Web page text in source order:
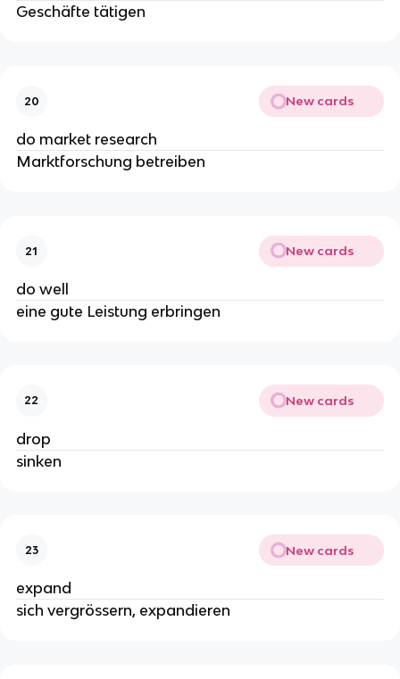
Geschäfte tätigen
20 New cards
do market research
Marktforschung betreiben
21 New cards
do well
eine gute Leistung erbringen
22 New cards
drop
sinken
23 New cards
expand
sich vergrössern, expandieren